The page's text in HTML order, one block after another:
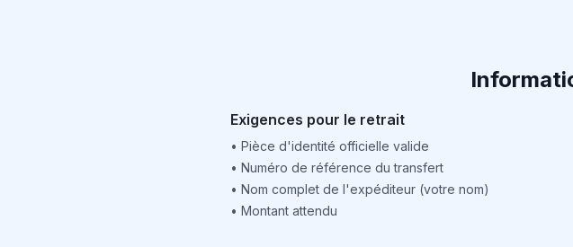
Exigences pour le retrait
• Pièce d'identité officielle valide
• Numéro de référence du transfert
• Nom complet de l'expéditeur (votre nom)
• Montant attendu